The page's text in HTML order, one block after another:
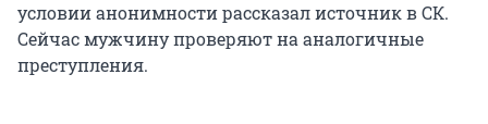
условии анонимности рассказал источник в СК.
Сейчас мужчину проверяют на аналогичные
преступления.